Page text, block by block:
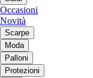
Occasioni
Novità
Scarpe
Moda
Palloni
Protezioni